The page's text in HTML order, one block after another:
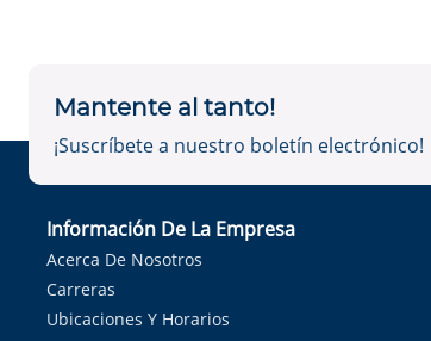
Mantente al tanto!
¡Suscríbete a nuestro boletín electrónico!
Información De La Empresa
Acerca De Nosotros
Carreras
Ubicaciones Y Horarios